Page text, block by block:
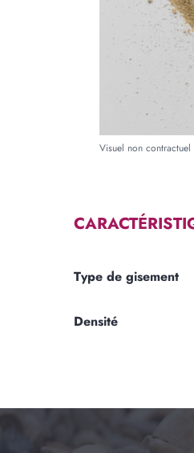
Visuel non contractuel
Type de gisement
Densité
Forme